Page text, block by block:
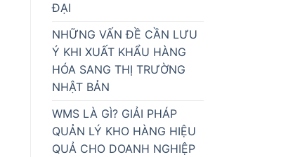
ĐẠI
NHỮNG VẤN ĐỀ CẦN LƯU
Ý KHI XUẤT KHẨU HÀNG
HÓA SANG THỊ TRƯỜNG
NHẬT BẢN
WMS LÀ GÌ? GIẢI PHÁP
QUẢN LÝ KHO HÀNG HIỆU
QUẢ CHO DOANH NGHIỆP